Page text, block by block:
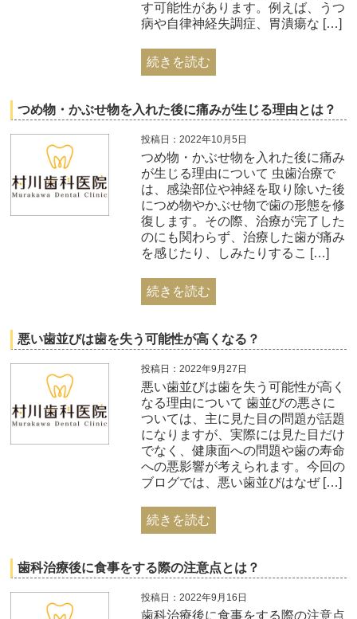
す可能性があります。例えば、うつ
病や自律神経失調症、胃潰瘍な […]
続きを読む
つめ物・かぶせ物を入れた後に痛みが生じる理由とは？
投稿日：2022年10月5日
つめ物・かぶせ物を入れた後に痛み
が生じる理由について​ 虫歯治療で
は、感染部位や神経を取り除いた後
につめ物やかぶせ物で歯の形態を修
復します。その際、治療が完了した
のにも関わらず、治療した歯が痛み
を感じたり、しみたりするこ […]
続きを読む
悪い歯並びは歯を失う可能性が高くなる？
投稿日：2022年9月27日
悪い歯並びは歯を失う可能性が高く
なる理由について 歯並びの悪さに
ついては、主に見た目の問題が話題
になりますが、実際には見た目だけ
でなく、健康面への問題や歯の寿命
への悪影響が考えられます。今回の
ブログでは、悪い歯並びはなぜ […]
続きを読む
歯科治療後に食事をする際の注意点とは？
投稿日：2022年9月16日
歯科治療後に食事をする際の注意点